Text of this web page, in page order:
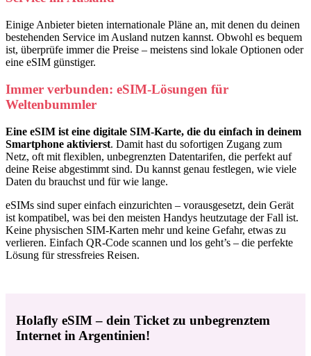
Einige Anbieter bieten internationale Pläne an, mit denen du deinen
bestehenden Service im Ausland nutzen kannst. Obwohl es bequem
ist, überprüfe immer die Preise – meistens sind lokale Optionen oder
eine eSIM günstiger.
Immer verbunden: eSIM-Lösungen für
Weltenbummler
Eine eSIM ist eine digitale SIM-Karte, die du einfach in deinem
Smartphone aktivierst. Damit hast du sofortigen Zugang zum
Netz, oft mit flexiblen, unbegrenzten Datentarifen, die perfekt auf
deine Reise abgestimmt sind. Du kannst genau festlegen, wie viele
Daten du brauchst und für wie lange.
eSIMs sind super einfach einzurichten – vorausgesetzt, dein Gerät
ist kompatibel, was bei den meisten Handys heutzutage der Fall ist.
Keine physischen SIM-Karten mehr und keine Gefahr, etwas zu
verlieren. Einfach QR-Code scannen und los geht’s – die perfekte
Lösung für stressfreies Reisen.
Holafly eSIM – dein Ticket zu unbegrenztem
Internet in Argentinien!